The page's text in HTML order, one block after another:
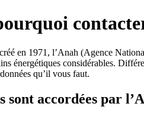
en 1971, l’Anah (Agence
énergétiques considérables.
qu’il vous faut.
sont accordées par